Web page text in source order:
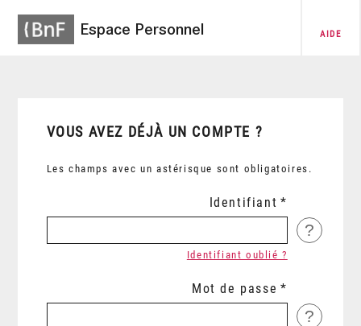
Espace Personnel AIDE
VOUS AVEZ DÉJÀ UN COMPTE ?
Les champs avec un astérisque sont obligatoires.
Identifiant
?
Identifiant oublié ?
Mot de passe
?